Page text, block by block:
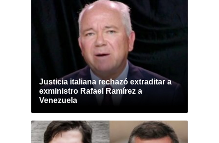
Justicia italiana rechazó extraditar a
exministro Rafael Ramírez a
Venezuela